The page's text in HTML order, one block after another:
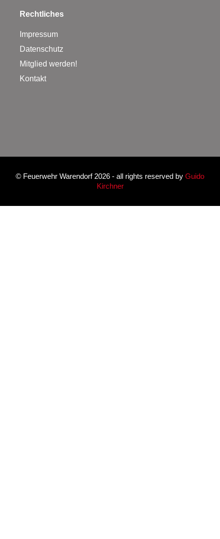
Rechtliches
Impressum
Datenschutz
Mitglied werden!
Kontakt
© Feuerwehr Warendorf 2026 - all rights reserved by Guido
Kirchner